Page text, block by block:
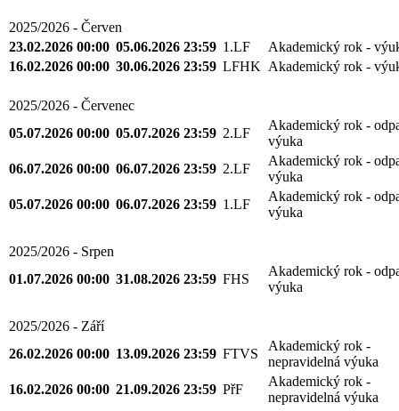
2025/2026 - Červen
23.02.2026 00:00 05.06.2026 23:59 1.LF
Akademický rok -
16.02.2026 00:00 30.06.2026 23:59 LFHK Akademický rok -
2025/2026 - Červenec
05.07.2026 00:00 05.07.2026 23:59 2.LF
Akademický rok -
výuka
06.07.2026 00:00 06.07.2026 23:59 2.LF
Akademický rok -
výuka
05.07.2026 00:00 06.07.2026 23:59 1.LF
Akademický rok -
výuka
2025/2026 - Srpen
01.07.2026 00:00 31.08.2026 23:59 FHS
Akademický rok -
výuka
2025/2026 - Září
26.02.2026 00:00 13.09.2026 23:59 FTVS
Akademický rok -
nepravidelná výuka
16.02.2026 00:00 21.09.2026 23:59 PřF
Akademický rok -
nepravidelná výuka